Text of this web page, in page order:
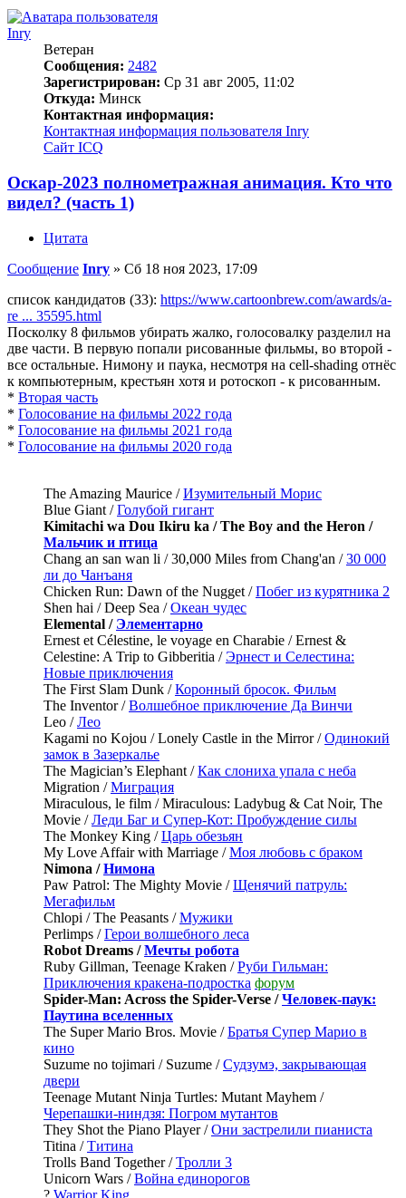
Inry
Ветеран
Сообщения: 2482
Зарегистрирован: Ср 31 авг 2005, 11:02
Откуда: Минск
Контактная информация:
Контактная информация пользователя Inry
Сайт ICQ
Оскар-2023 полнометражная анимация. Кто что
видел? (часть 1)
Цитата
Сообщение Inry » Сб 18 ноя 2023, 17:09
список кандидатов (33): https://www.cartoonbrew.com/awards/a-
re ... 35595.html
Посколку 8 фильмов убирать жалко, голосовалку разделил на
две части. В первую попали рисованные фильмы, во второй -
все остальные. Нимону и паука, несмотря на cell-shading отнёс
к компьютерным, крестьян хотя и ротоскоп - к рисованным.
* Вторая часть
* Голосование на фильмы 2022 года
* Голосование на фильмы 2021 года
* Голосование на фильмы 2020 года
The Amazing Maurice /Изумительный Морис
Blue Giant /Голубой гигант
Kimitachi wa Dou Ikiru ka / The Boy and the Heron /
Мальчик и птица
Chang an san wan li / 30,000 Miles from Chang'an /30 000
ли до Чанъаня
Chicken Run: Dawn of the Nugget /Побег из курятника 2
Shen hai / Deep Sea /Океан чудес
Elemental / Элементарно
Ernest et Célestine, le voyage en Charabie / Ernest &
Celestine: A Trip to Gibberitia /Эрнест и Селестина:
Новые приключения
The First Slam Dunk /Коронный бросок. Фильм
The Inventor /Волшебное приключение Да Винчи
Leo /Лео
Kagami no Kojou / Lonely Castle in the Mirror /Одинокий
замок в Зазеркалье
The Magician’s Elephant /Как слониха упала с неба
Migration /Миграция
Miraculous, le film / Miraculous: Ladybug & Cat Noir, The
Movie /Леди Баг и Супер-Кот: Пробуждение силы
The Monkey King /Царь обезьян
My Love Affair with Marriage /Моя любовь с браком
Nimona /Нимона
Paw Patrol: The Mighty Movie /Щенячий патруль:
Мегафильм
Chlopi / The Peasants /Мужики
Perlimps /Герои волшебного леса
Robot Dreams /Мечты робота
Ruby Gillman, Teenage Kraken /Руби Гильман:
Приключения кракена-подростка форум
Spider-Man: Across the Spider-Verse /Человек-паук:
Паутина вселенных
The Super Mario Bros. Movie /Братья Супер Марио в
кино
Suzume no tojimari / Suzume /Судзумэ, закрывающая
двери
Teenage Mutant Ninja Turtles: Mutant Mayhem /
Черепашки-ниндзя: Погром мутантов
They Shot the Piano Player /Они застрелили пианиста
Titina /Титина
Trolls Band Together /Тролли 3
Unicorn Wars /Война единорогов
? Warrior King